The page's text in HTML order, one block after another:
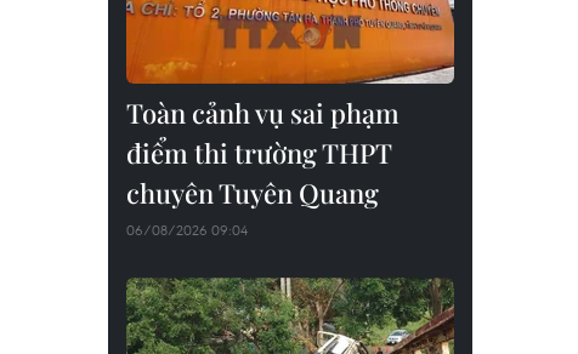
Toàn cảnh vụ sai phạm
điểm thi trường THPT
chuyên Tuyên Quang
06/08/2026 09:04